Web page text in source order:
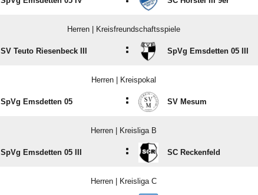
Herren | Kreisfreundschaftsspiele
SV Teuto Riesenbeck III : SpVg Emsdetten 05 III
Herren | Kreispokal
SpVg Emsdetten 05 : SV Mesum
Herren | Kreisliga B
SpVg Emsdetten 05 III : SC Reckenfeld
Herren | Kreisliga C